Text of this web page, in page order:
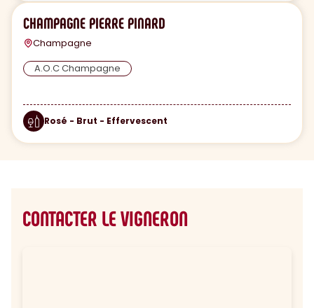
CHAMPAGNE PIERRE PINARD
Champagne
A.O.C Champagne
Rosé - Brut - Effervescent
CONTACTER LE VIGNERON